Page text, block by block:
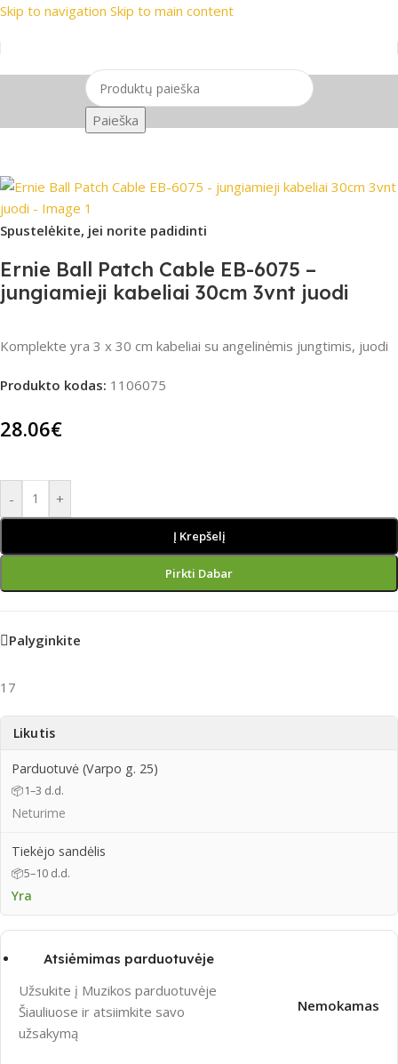
Skip to navigation Skip to main content
📦 Nemokamas pristatymas
Paieška
PRO Audio/Audio laidai
Spustelėkite, jei norite padidinti
Ernie Ball Patch Cable EB-6075 –
jungiamieji kabeliai 30cm 3vnt juodi
Komplekte yra 3 x 30 cm kabeliai su angelinėmis jungtimis, juodi
Produkto kodas: 1106075
28.06€
- +
Į Krepšelį
Pirkti Dabar
Palyginkite
17
Likutis
Parduotuvė (Varpo g. 25)
📦1–3 d.d.
Neturime
Tiekėjo sandėlis
📦5–10 d.d.
Yra
Atsiėmimas parduotuvėje
Užsukite į Muzikos parduotuvėje
Šiauliuose ir atsiimkite savo
užsakymą
Nemokamas